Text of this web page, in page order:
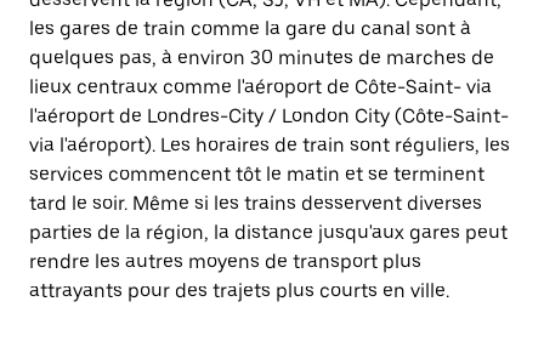
les gares de train comme la gare du canal sont à
quelques pas, à environ 30 minutes de marches de
lieux centraux comme l'aéroport de Côte-Saint- via
l'aéroport de Londres-City / London City (Côte-Saint-
via l'aéroport). Les horaires de train sont réguliers, les
services commencent tôt le matin et se terminent
tard le soir. Même si les trains desservent diverses
parties de la région, la distance jusqu'aux gares peut
rendre les autres moyens de transport plus
attrayants pour des trajets plus courts en ville.